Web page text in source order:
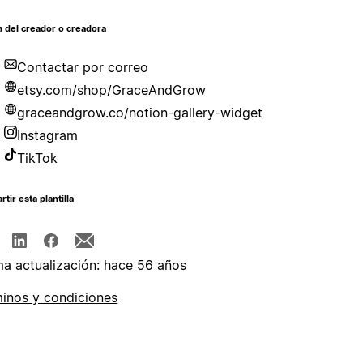
del creador o creadora
Contactar por correo
etsy.com/shop/GraceAndGrow
graceandgrow.co/notion-gallery-widget
Instagram
TikTok
esta plantilla
actualización: hace 56 años
y condiciones